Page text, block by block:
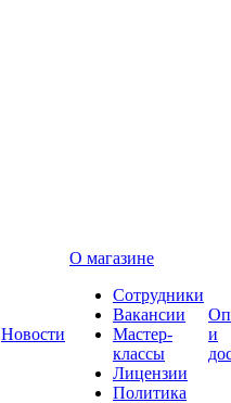
Новости
О магазине
Сотрудники
Вакансии
Мастер-
классы
Лицензии
Политика
и